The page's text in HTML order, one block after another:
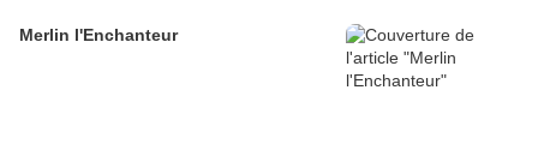
Merlin l'Enchanteur